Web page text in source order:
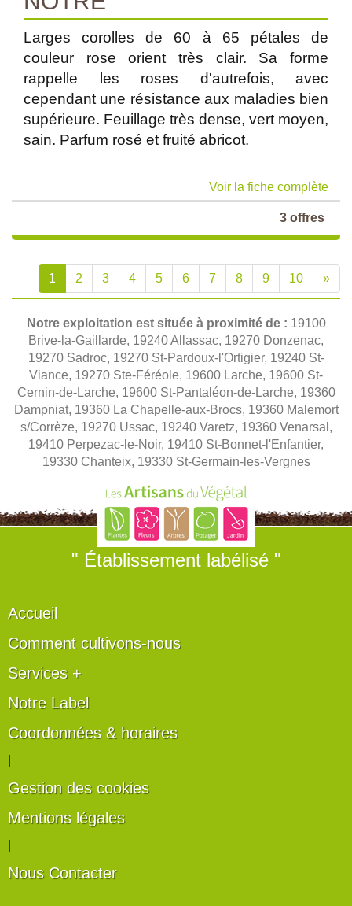
Larges corolles de 60 à 65 pétales de
couleur rose orient très clair. Sa forme
rappelle les roses d'autrefois, avec
cependant une résistance aux maladies bien
supérieure. Feuillage très dense, vert moyen,
sain. Parfum rosé et fruité abricot.
Voir la fiche complète
3 offres
1 2 3 4 5 6 7 8 9 10 »
Notre exploitation est située à proximité de : 19100
Brive-la-Gaillarde, 19240 Allassac, 19270 Donzenac,
19270 Sadroc, 19270 St-Pardoux-l'Ortigier, 19240 St-
Viance, 19270 Ste-Féréole, 19600 Larche, 19600 St-
Cernin-de-Larche, 19600 St-Pantaléon-de-Larche, 19360
Dampniat, 19360 La Chapelle-aux-Brocs, 19360 Malemort
s/Corrèze, 19270 Ussac, 19240 Varetz, 19360 Venarsal,
19410 Perpezac-le-Noir, 19410 St-Bonnet-l'Enfantier,
19330 Chanteix, 19330 St-Germain-les-Vergnes
" Établissement labélisé "
Accueil
Comment cultivons-nous
Services +
Notre Label
Coordonnées & horaires
Gestion des cookies
Mentions légales
Nous Contacter